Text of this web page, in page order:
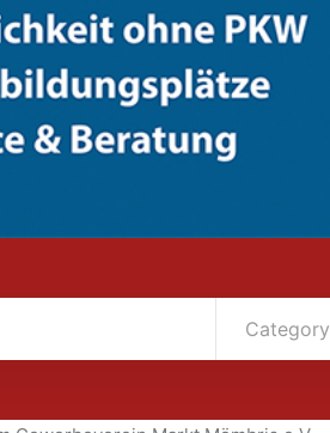
Category